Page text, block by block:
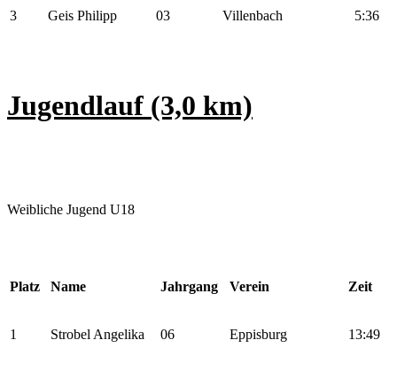
3 Geis Philipp 03 Villenbach 5:36
Jugendlauf (3,0 km)
Weibliche Jugend U18
Platz Name Jahrgang Verein Zeit
1 Strobel Angelika 06 Eppisburg 13:49